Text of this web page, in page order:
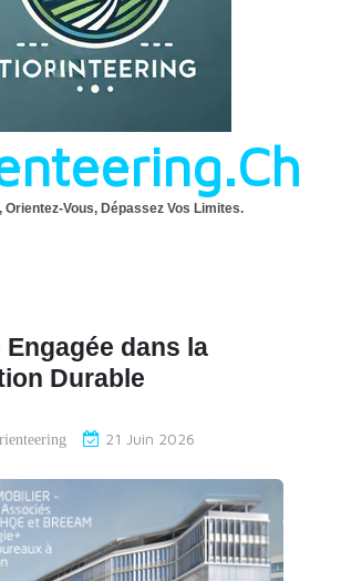
Orientez-Vous, Dépassez Vos Limites.
Engagée dans la
Durable
21 Juin 2026